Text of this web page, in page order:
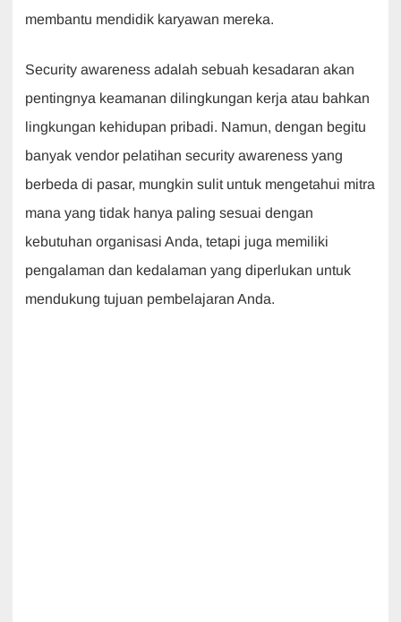
membantu mendidik karyawan mereka.
Security awareness adalah sebuah kesadaran akan
pentingnya keamanan dilingkungan kerja atau bahkan
lingkungan kehidupan pribadi. Namun, dengan begitu
banyak vendor pelatihan security awareness yang
berbeda di pasar, mungkin sulit untuk mengetahui mitra
mana yang tidak hanya paling sesuai dengan
kebutuhan organisasi Anda, tetapi juga memiliki
pengalaman dan kedalaman yang diperlukan untuk
mendukung tujuan pembelajaran Anda.